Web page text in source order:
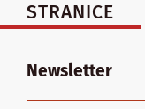
STRANICE
Newsletter